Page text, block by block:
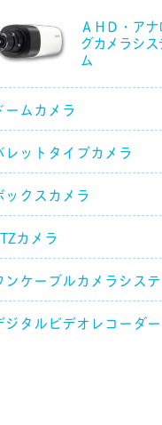
ＡＨＤ・アナ
グカメラシス
ム
ームカメラ
レットタイプカメラ
ックスカメラ
カメラ
ンケーブルカメラシス
ジタルビデオレコーダー